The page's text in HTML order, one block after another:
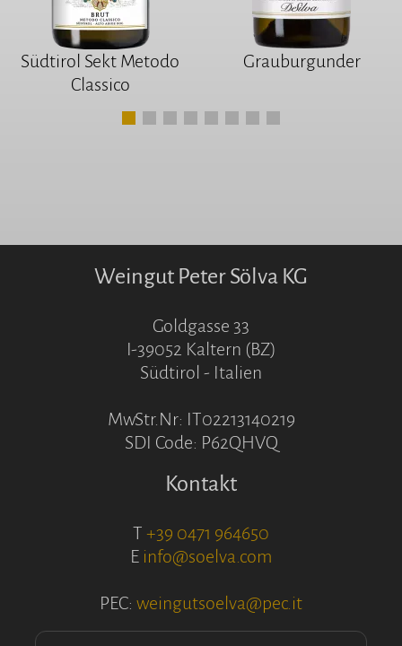
Südtirol Sekt Metodo
Classico
Grauburgunder
Weingut Peter Sölva KG
Goldgasse 33
I-39052 Kaltern (BZ)
Südtirol - Italien
MwStr.Nr: IT02213140219
SDI Code: P62QHVQ
Kontakt
T +39 0471 964650
E info@soelva.com
PEC: weingutsoelva@pec.it